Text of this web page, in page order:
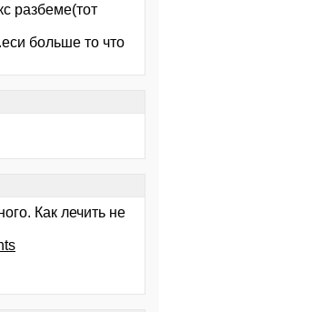
разбеме(тот
больше то что
Как лечить не